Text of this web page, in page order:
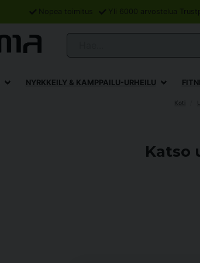
Nopea toimitus Yli 6000 arvostelua
NYRKKEILY & KAMPPAILU-URHEILU
Koti
Katso